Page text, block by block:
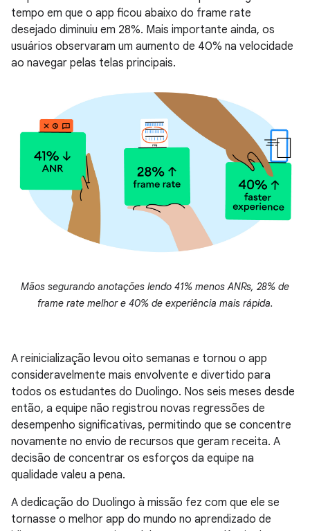
tempo em que o app ficou abaixo do frame rate
desejado diminuiu em 28%. Mais importante ainda, os
usuários observaram um aumento de 40% na velocidade
ao navegar pelas telas principais.
Mãos segurando anotações lendo 41% menos ANRs, 28% de
frame rate melhor e 40% de experiência mais rápida.
A reinicialização levou oito semanas e tornou o app
consideravelmente mais envolvente e divertido para
todos os estudantes do Duolingo. Nos seis meses desde
então, a equipe não registrou novas regressões de
desempenho significativas, permitindo que se concentre
novamente no envio de recursos que geram receita. A
decisão de concentrar os esforços da equipe na
qualidade valeu a pena.
A dedicação do Duolingo à missão fez com que ele se
tornasse o melhor app do mundo no aprendizado de